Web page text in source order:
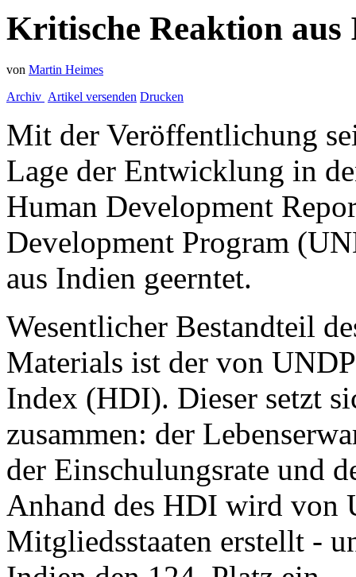
Kritische Reaktion aus
von Martin Heimes
Archiv Artikel versenden Drucken
Mit der Veröffentlichung
Lage der Entwicklung in
Human Development
Development Program
aus Indien geerntet.
Wesentlicher Bestandteil
Materials ist der von
Index (HDI). Dieser setzt
zusammen: der
der Einschulungsrate und
Anhand des HDI wird von
Mitgliedsstaaten erstellt -